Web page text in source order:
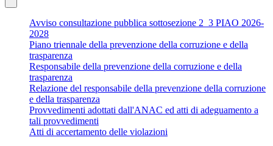
Avviso consultazione pubblica sottosezione 2_3 PIAO 2026-
2028
Piano triennale della prevenzione della corruzione e della
trasparenza
Responsabile della prevenzione della corruzione e della
trasparenza
Relazione del responsabile della prevenzione della corruzione
e della trasparenza
Provvedimenti adottati dall'ANAC ed atti di adeguamento a
tali provvedimenti
Atti di accertamento delle violazioni